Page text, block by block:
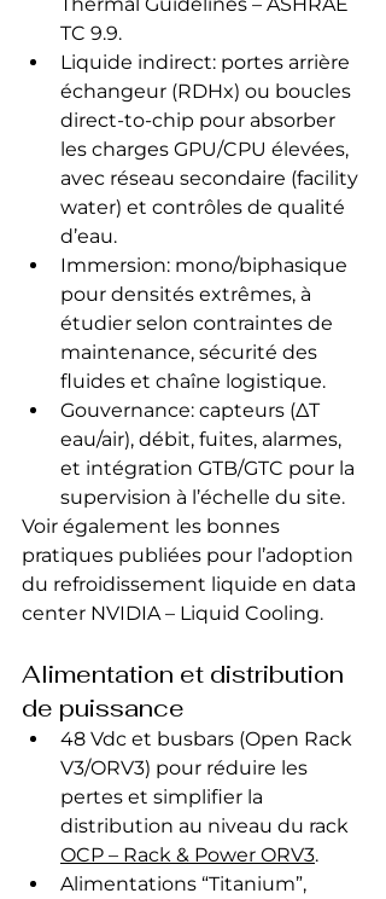
TC 9.9.
Liquide indirect: portes arrière
échangeur (RDHx) ou boucles
direct-to-chip pour absorber
les charges GPU/CPU élevées,
avec réseau secondaire (facility
water) et contrôles de qualité
d’eau.
Immersion: mono/biphasique
pour densités extrêmes, à
étudier selon contraintes de
maintenance, sécurité des
fluides et chaîne logistique.
Gouvernance: capteurs (ΔT
eau/air), débit, fuites, alarmes,
et intégration GTB/GTC pour la
supervision à l’échelle du site.
Voir également les bonnes
pratiques publiées pour l’adoption
du refroidissement liquide en data
center NVIDIA – Liquid Cooling.
Alimentation et distribution
de puissance
48 Vdc et busbars (Open Rack
V3/ORV3) pour réduire les
pertes et simplifier la
distribution au niveau du rack
OCP – Rack & Power ORV3.
Alimentations “Titanium”,